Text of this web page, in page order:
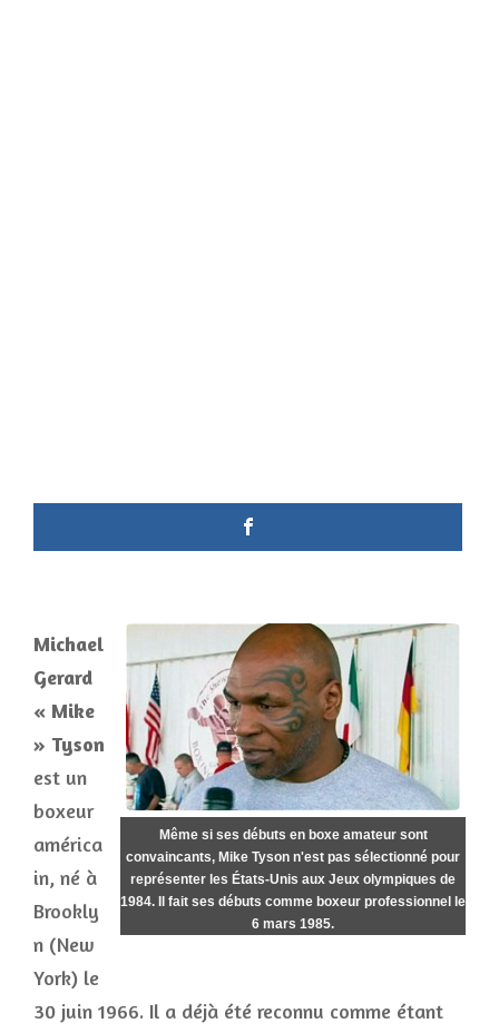
Même si ses débuts en boxe amateur sont
convaincants, Mike Tyson n'est pas sélectionné pour
représenter les États-Unis aux Jeux olympiques de
1984. Il fait ses débuts comme boxeur professionnel le
6 mars 1985.
Michael
Gerard
« Mike
» Tyson
est un
boxeur
américa
in, né à
Brookly
n (New
York) le
30 juin 1966. Il a déjà été reconnu comme étant